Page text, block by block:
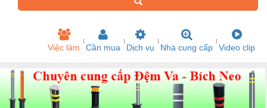
Việc làm Cần mua Dịch vụ Nhà cung cấp Video clip